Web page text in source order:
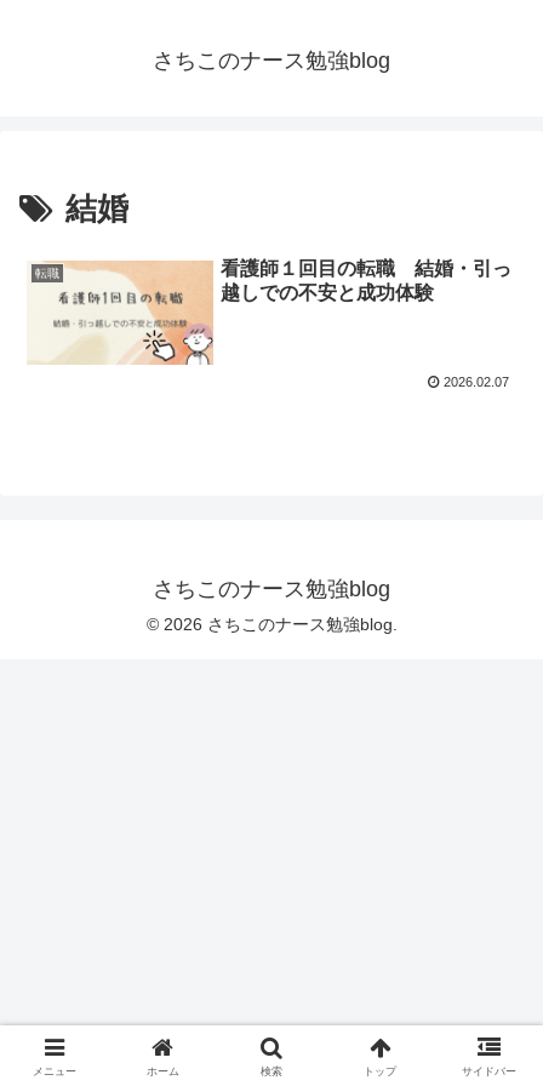
さちこのナース勉強blog
結婚
転職
看護師１回目の転職 結婚・引っ
越しでの不安と成功体験
2026.02.07
さちこのナース勉強blog
© 2026 さちこのナース勉強blog.
メニュー ホーム 検索 トップ サイドバー